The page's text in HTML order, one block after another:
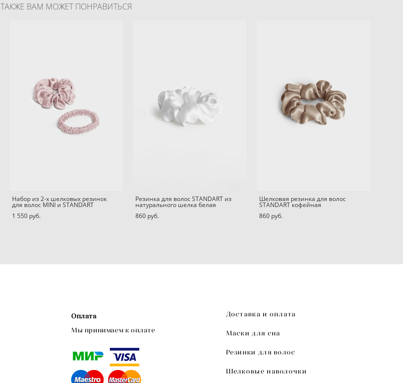
ТАКЖЕ ВАМ МОЖЕТ ПОНРАВИТЬСЯ
Набор из 2-х шелковых резинок
для волос MINI и STANDART
1 550 pуб.
Резинка для волос STANDART из
натурального шелка белая
860 pуб.
Шелковая резинка для волос
STANDART кофейная
860 pуб.
Оплата
Мы принимаем к оплате
Доставка и оплата
Маски для сна
Резинки для волос
Шелковые наволочки